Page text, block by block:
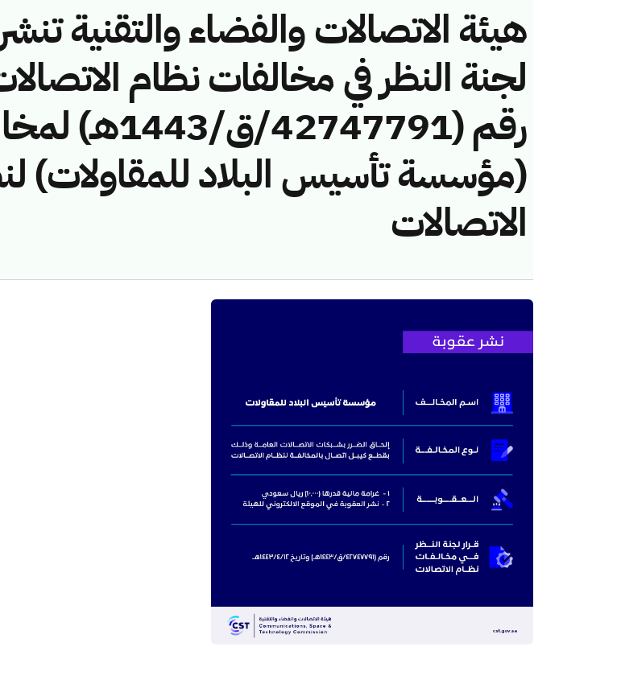
هيئة الاتصالات والفضاء والتقنية
لجنة النظر في مخالفات نظام
رقم (42747791/ق/
(مؤسسة تأسيس البلاد للمقاولات)
الاتصالات